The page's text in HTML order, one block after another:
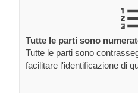
Tutte le parti sono
Tutte le parti sono
facilitare l'identificazione di